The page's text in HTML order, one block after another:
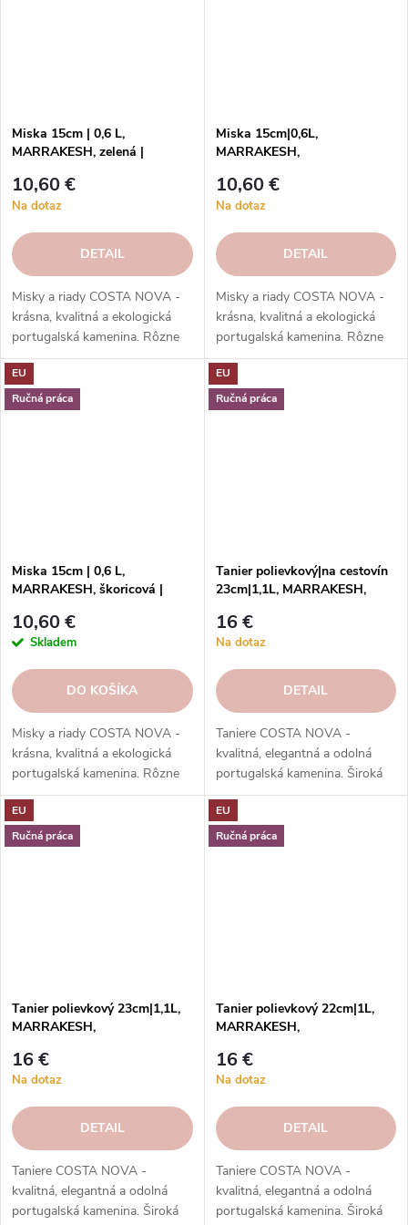
Miska 15cm | 0,6 L,
MARRAKESH, zelená |
10,60 €
Na dotaz
DETAIL
Misky a riady COSTA NOVA -
krásna, kvalitná a ekologická
portugalská kamenina. Rôzne
tvary, farby, vzory a veľkosti.
Objednajte si ich v našom e-
shope.
Miska 15cm|0,6L,
MARRAKESH,
10,60 €
Na dotaz
DETAIL
Misky a riady COSTA NOVA -
krásna, kvalitná a ekologická
portugalská kamenina. Rôzne
tvary, farby, vzory a veľkosti.
Objednajte si ich v našom e-
shope.
EU
Ručná práca
Miska 15cm | 0,6 L,
MARRAKESH, škoricová |
10,60 €
Skladem
DO KOŠÍKA
Misky a riady COSTA NOVA -
krásna, kvalitná a ekologická
portugalská kamenina. Rôzne
tvary, farby, vzory a veľkosti.
Objednajte si ich v našom e-
shope.
EU
Ručná práca
Tanier polievkový|na cestovín
23cm|1,1L, MARRAKESH,
16 €
Na dotaz
DETAIL
Taniere COSTA NOVA -
kvalitná, elegantná a odolná
portugalská kamenina. Široká
ponuka kolekcií, tvarov, farieb a
funkcií. Objednávajte v našom
e-shope.
EU
Ručná práca
Tanier polievkový 23cm|1,1L,
MARRAKESH,
Blanc|Costa Nova
16 €
Na dotaz
DETAIL
Taniere COSTA NOVA -
kvalitná, elegantná a odolná
portugalská kamenina. Široká
EU
Ručná práca
Tanier polievkový 22cm|1L,
MARRAKESH,
Blanc|Costa Nova
16 €
Na dotaz
DETAIL
Taniere COSTA NOVA -
kvalitná, elegantná a odolná
portugalská kamenina. Široká